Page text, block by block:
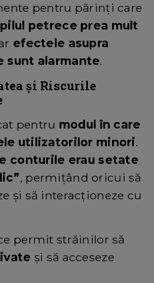
pentru părinți care
petrece prea mult
efectele asupra
sunt alarmante.
și Riscurile
pentru modul în care
utilizatorilor minori.
conturile erau setate
, permițând oricui să
și să interacționeze cu
permit străinilor să
și să acceseze